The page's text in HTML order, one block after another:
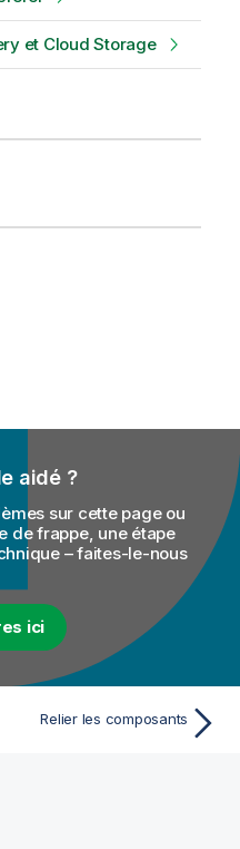
et Cloud Storage
aidé ?
sur cette page ou
de frappe, une étape
– faites-le-nous
ici
Relier les composants